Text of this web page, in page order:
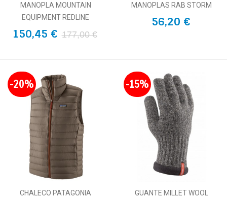
MANOPLA MOUNTAIN
EQUIPMENT REDLINE
150,45 € 177,00 €
MANOPLAS RAB STORM
56,20 €
-20%
CHALECO PATAGONIA
-15%
GUANTE MILLET WOOL